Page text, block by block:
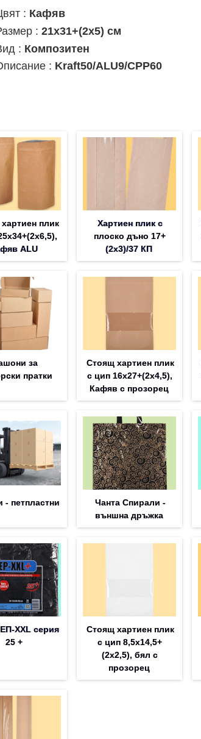
: Кафяв
:21х31+(2х5) см
: Композитен
: Kraft50/ALU9/CPP60
плик
ALU
Хартиен плик с
плоско дъно 17+
(2х3)/37 КП
за
пратки
Стоящ хартиен плик
с цип 16х27+(2х4,5),
Кафяв с прозорец
- петпластни
Чанта Спирали -
външна дръжка
XXL серия
25 +
Стоящ хартиен плик
с цип 8,5х14,5+
(2х2,5), бял с
прозорец